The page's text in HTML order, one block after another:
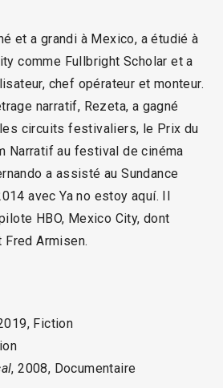
et a grandi à Mexico, a étudié à
comme Fullbright Scholar et a
chef opérateur et monteur.
narratif, Rezeta, a gagné
circuits festivaliers, le Prix du
Narratif au festival de cinéma
a assisté au Sundance
avec Ya no estoy aquí. Il
HBO, Mexico City, dont
Fred Armisen.
Fiction
, 2008, Documentaire